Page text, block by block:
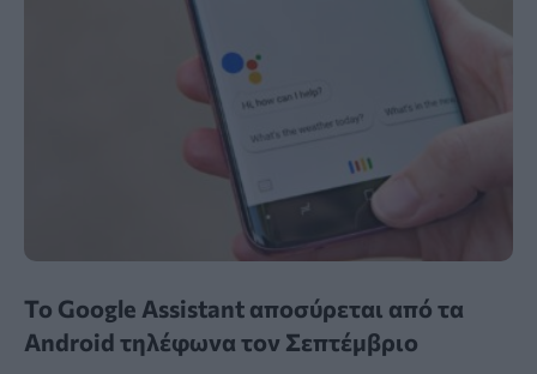
Το Google Assistant αποσύρεται από τα
Android τηλέφωνα τον Σεπτέμβριο